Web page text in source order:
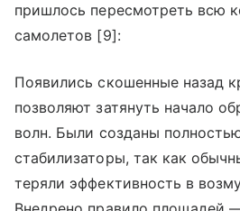
пришлось пересмотреть всю
самолетов [9]:
Появились скошенные назад
позволяют затянуть начало
волн. Были созданы
стабилизаторы, так как
теряли эффективность в